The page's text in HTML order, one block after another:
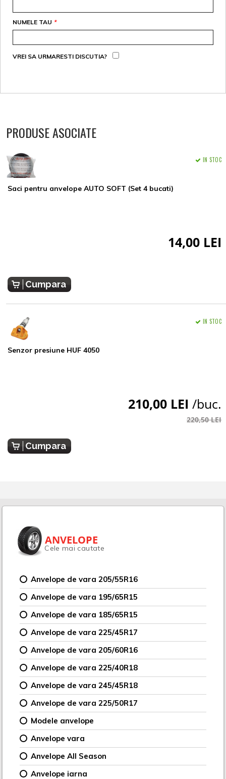
*
NUMELE TAU
VREI SA URMARESTI DISCUTIA?
PRODUSE ASOCIATE
Saci pentru anvelope AUTO SOFT (Set 4 bucati)
IN STOC
14,00 LEI
Cumpara
Senzor presiune HUF 4050
IN STOC
210,00 LEI /buc.
220,50 LEI
Cumpara
ANVELOPE
Cele mai cautate
Anvelope de vara 205/55R16
Anvelope de vara 195/65R15
Anvelope de vara 185/65R15
Anvelope de vara 225/45R17
Anvelope de vara 205/60R16
Anvelope de vara 225/40R18
Anvelope de vara 245/45R18
Anvelope de vara 225/50R17
Modele anvelope
Anvelope vara
Anvelope All Season
Anvelope iarna